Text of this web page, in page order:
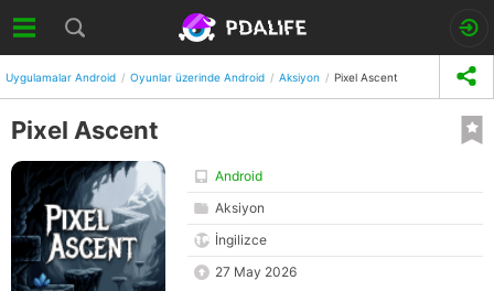
Uygulamalar Android Oyunlar üzerinde Android Aksiyon Pixel Ascent
Pixel Ascent
Android
Aksiyon
İngilizce
27 May 2026